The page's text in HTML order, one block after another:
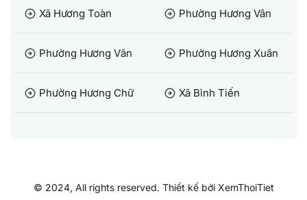
arrow_circle_right Xã Hương Toàn arrow_circle_right Phường Hương Vân
arrow_circle_right Phường Hương Văn arrow_circle_right Phường Hương Xuân
arrow_circle_right Phường Hương Chữ arrow_circle_right Xã Bình Tiến
© 2024, All rights reserved. Thiết kế bởi XemThoiTiet